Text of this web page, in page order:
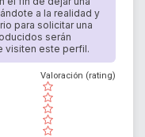
a la realidad y
para solicitar una
serán
visiten este perfil.
( )
( )
( )
( )
( )
Valoración (rating)